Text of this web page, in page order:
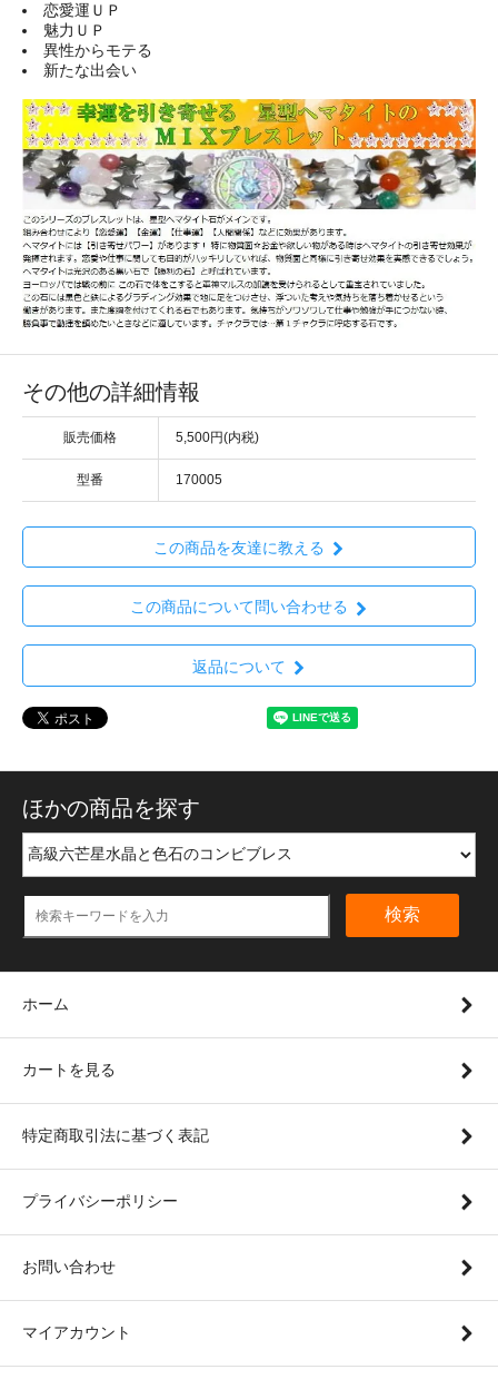
恋愛運ＵＰ
魅力ＵＰ
異性からモテる
新たな出会い
その他の詳細情報
販売価格 5,500円(内税)
型番 170005
この商品を友達に教える
この商品について問い合わせる
返品について
ほかの商品を探す
検索
ホーム
カートを見る
特定商取引法に基づく表記
プライバシーポリシー
お問い合わせ
マイアカウント